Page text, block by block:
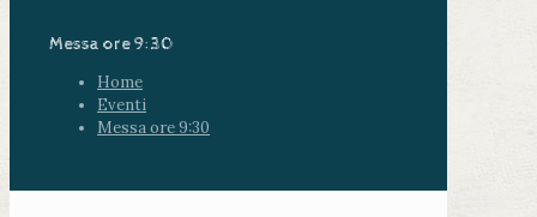
Messa ore 9:30
Home
Eventi
Messa ore 9:30